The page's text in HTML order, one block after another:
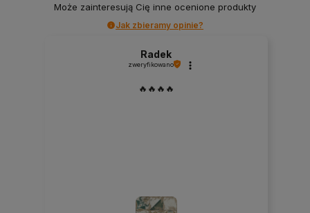
Może zainteresują Cię inne ocenione produkty
Jak zbieramy opinie?
Radek
zweryfikowano
🔥🔥🔥🔥